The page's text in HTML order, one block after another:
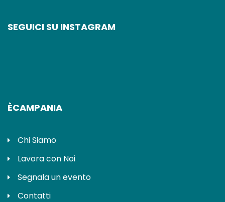
SEGUICI SU INSTAGRAM
ÈCAMPANIA
Chi Siamo
Lavora con Noi
Segnala un evento
Contatti